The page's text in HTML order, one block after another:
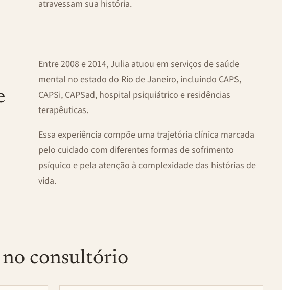
atravessam sua história.
Entre 2008 e 2014, Julia atuou em serviços de saúde
mental no estado do Rio de Janeiro, incluindo CAPS,
CAPSi, CAPSad, hospital psiquiátrico e residências
terapêuticas.
Essa experiência compõe uma trajetória clínica marcada
pelo cuidado com diferentes formas de sofrimento
psíquico e pela atenção à complexidade das histórias de
vida.
no consultório